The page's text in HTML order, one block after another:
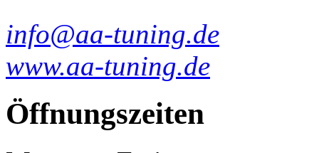
info@aa-tuning.de
www.aa-tuning.de
Öffnungszeiten